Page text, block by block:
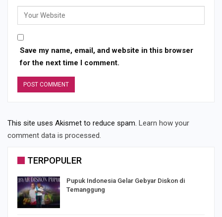
Save my name, email, and website in this browser
for the next time I comment.
This site uses Akismet to reduce spam. Learn how your
comment data is processed.
TERPOPULER
Pupuk Indonesia Gelar Gebyar Diskon di
Temanggung